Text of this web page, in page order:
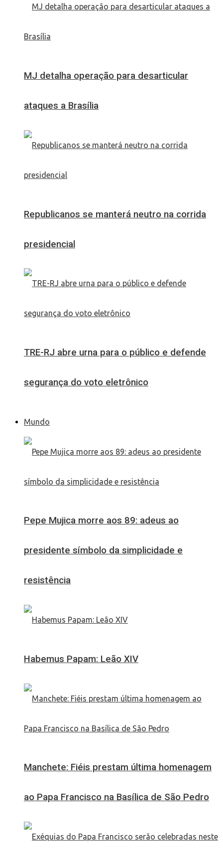
MJ detalha operação para desarticular
ataques a Brasília
Republicanos se manterá neutro na corrida
presidencial
TRE-RJ abre urna para o público e defende
segurança do voto eletrônico
Mundo
Pepe Mujica morre aos 89: adeus ao
presidente símbolo da simplicidade e
resistência
Habemus Papam: Leão XIV
Manchete: Fiéis prestam última homenagem
ao Papa Francisco na Basílica de São Pedro